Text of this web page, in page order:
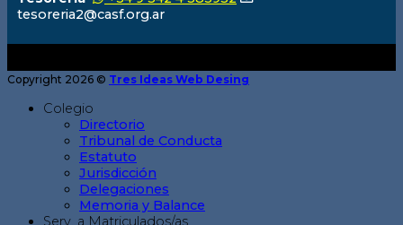
tesoreria2@casf.org.ar
Copyright 2026 © Tres Ideas Web Desing
Colegio
Directorio
Tribunal de Conducta
Estatuto
Jurisdicción
Delegaciones
Memoria y Balance
Serv. a Matriculados/as